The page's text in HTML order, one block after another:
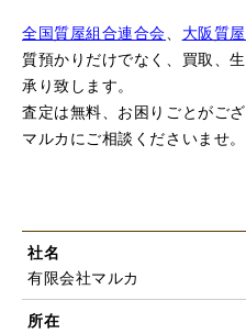
全国質屋組合連合会 大阪質
質預かりだけでなく、買取、
承り致します。
査定は無料、お困りごとがご
マルカにご相談くださいませ。
社名
有限会社マルカ
所在